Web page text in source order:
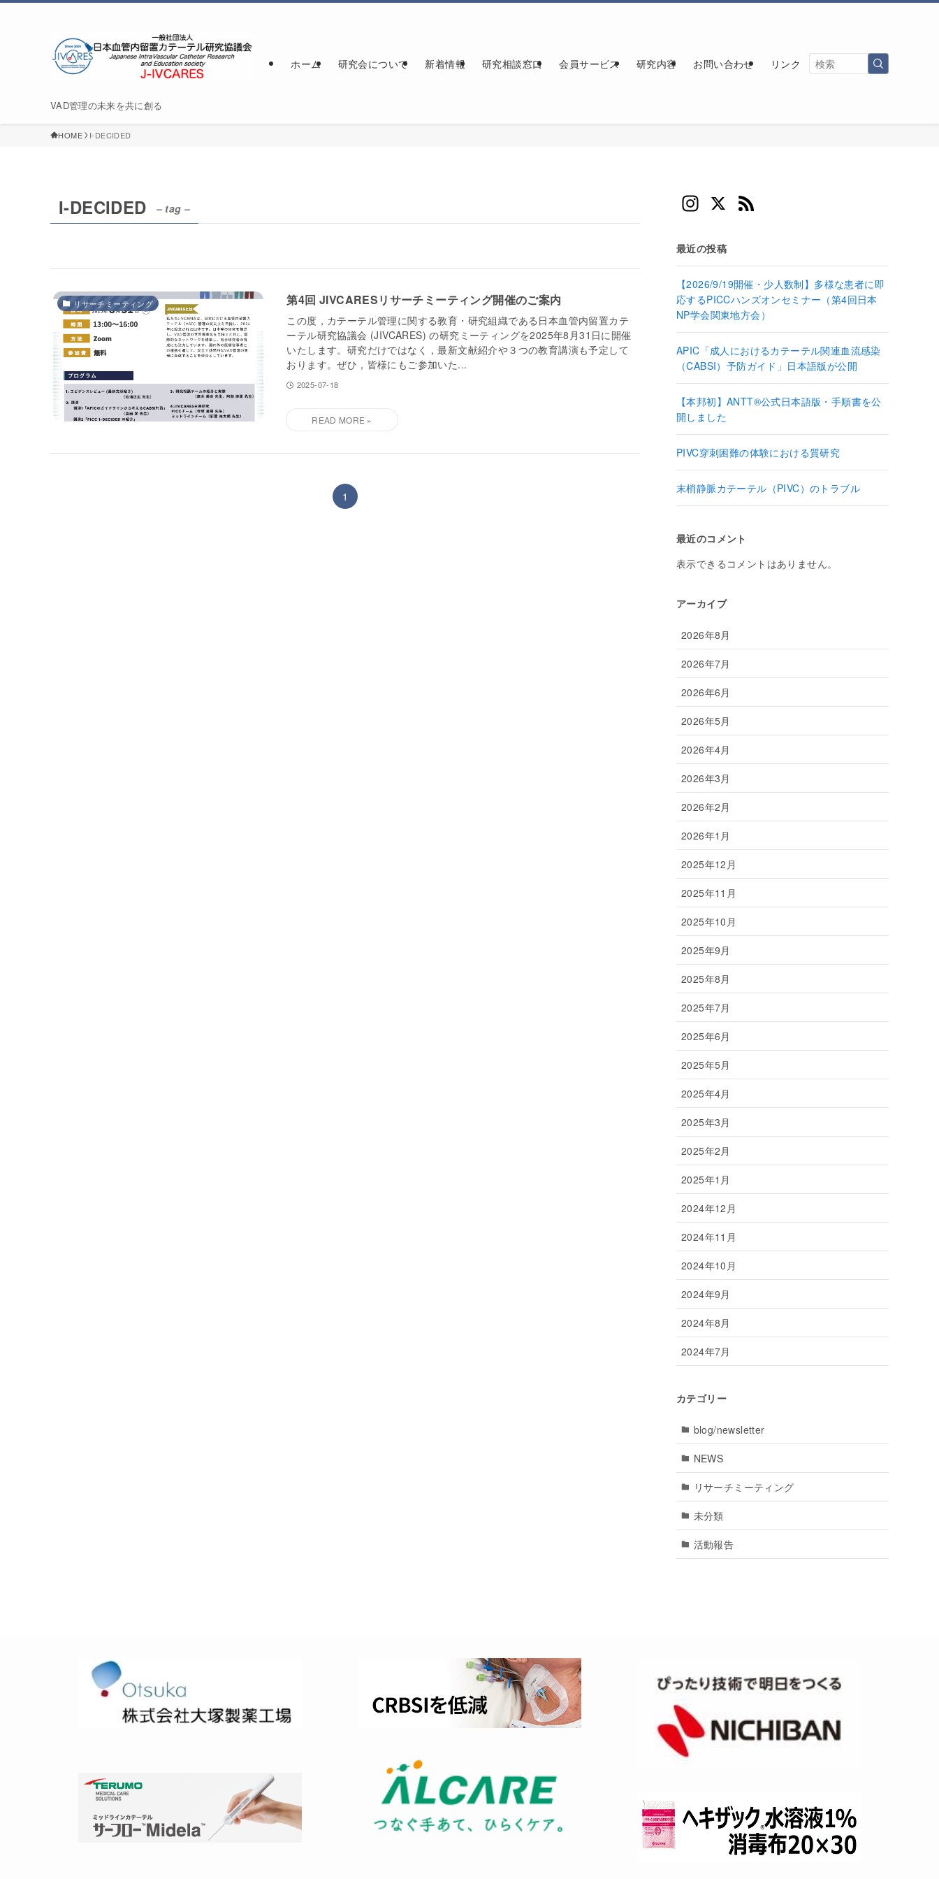
VAD管理の未来を共に創る
ホーム 研究会について 新着情報 研究相談窓口 会員サービス 研究内容 お問い合わせ リンク
HOME I-DECIDED
I-DECIDED – tag –
リサーチミーティング 第4回 JIVCARESリサーチミーティング開催のご案内
この度，カテーテル管理に関する教育・研究組織である日本血管内留置カテ
ーテル研究協議会 (JIVCARES) の研究ミーティングを2025年8月31日に開催
いたします。研究だけではなく，最新文献紹介や３つの教育講演も予定して
おります。ぜひ，皆様にもご参加いた...
2025-07-18
1
In
a
gr
a
m
X
d
最近の投稿
【2026/9/19開催・少人数制】多様な患者に即
応するPICCハンズオンセミナー（第4回日本
NP学会関東地方会）
APIC「成人におけるカテーテル関連血流感染
（CABSI）予防ガイド」日本語版が公開
【本邦初】ANTT®公式日本語版・手順書を公
開しました
PIVC穿刺困難の体験における質研究
末梢静脈カテーテル（PIVC）のトラブル
最近のコメント
表示できるコメントはありません。
アーカイブ
2026年8月
2026年7月
2026年6月
2026年5月
2026年4月
2026年3月
2026年2月
2026年1月
2025年12月
2025年11月
2025年10月
2025年9月
2025年8月
2025年7月
2025年6月
2025年5月
2025年4月
2025年3月
2025年2月
2025年1月
2024年12月
2024年11月
2024年10月
2024年9月
2024年8月
2024年7月
カテゴリー
blog/newsletter
NEWS
リサーチミーティング
未分類
活動報告